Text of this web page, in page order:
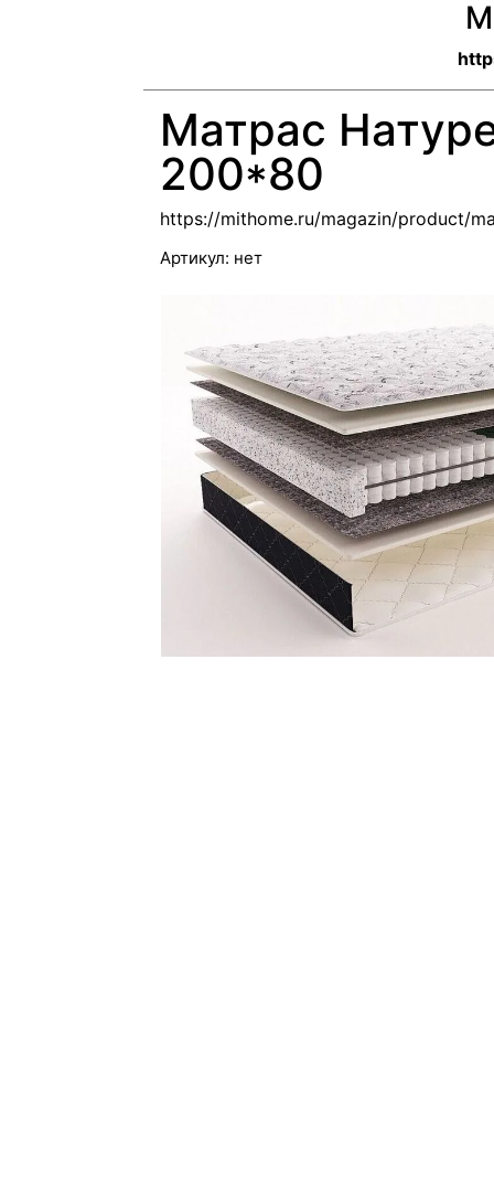
Матрас
200*80
https://mithome.ru/magazin/product/
Артикул: нет